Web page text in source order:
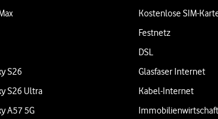
S26
S26 Ultra
A57 5G
Kostenlose SIM-
Festnetz
DSL
Glasfaser Internet
Kabel-Internet
Immobilienwirtschaft